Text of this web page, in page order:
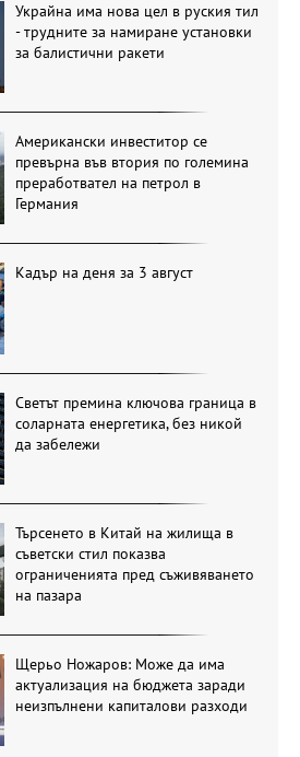
Украйна има нова цел в руския тил
- трудните за намиране установки
за балистични ракети
Американски инвеститор се
превърна във втория по големина
преработвател на петрол в
Германия
Кадър на деня за 3 август
Светът премина ключова граница в
соларната енергетика, без никой
да забележи
Търсенето в Китай на жилища в
съветски стил показва
ограниченията пред съживяването
на пазара
Щерьо Ножаров: Може да има
актуализация на бюджета заради
неизпълнени капиталови разходи